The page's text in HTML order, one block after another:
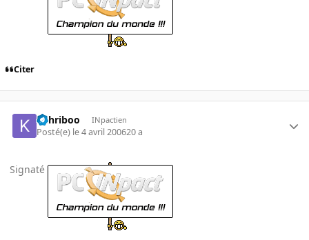
Citer
kahriboo INpactien
Posté(e) le 4 avril 200620 a
Signaté